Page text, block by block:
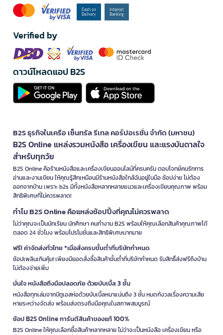
Verified by
ดาวน์โหลดแอป B2S
B2S ธุรกิจในเครือ เซ็นทรัล รีเทล คอร์ปอเรชั่น จำกัด (มหาชน)
B2S Online แหล่งรวมหนังสือ เครื่องเขียน และแรงบันดาลใจ
สำหรับทุกวัย
B2S Online คือร้านหนังสือและเครื่องเขียนออนไลน์ที่ครบครัน ตอบโจทย์คนรักการ
อ่านและงานเขียน ให้คุณรู้สึกเหมือนมีร้านหนังสือใกล้ฉันอยู่ในมือ ช้อปง่าย ไม่ต้อง
ออกจากบ้าน เพราะ b2s มีทั้งหนังสือหลากหลายแนวและเครื่องเขียนคุณภาพ พร้อม
สิทธิพิเศษที่ไม่ควรพลาด!
ทำไม B2S Online คือแหล่งช้อปปิ้งที่คุณไม่ควรพลาด
ไม่ว่าคุณจะเป็นนักเรียน นักศึกษา คนทำงาน B2S พร้อมให้คุณเลือกสินค้าคุณภาพได้
ตลอด 24 ชั่วโมง พร้อมโปรโมชั่นและสิทธิพิเศษมากมาย
ฟรี! ค่าจัดส่งทั่วไทย *เมื่อสั่งครบขั้นต่ำที่บริษัทกำหนด
ช้อปเพลินเกินคุ้ม! เพียงมียอดสั่งซื้อสินค้าขั้นต่ำที่บริษัทกำหนด รับสิทธิ์ส่งฟรีถึงบ้าน
ไม่ต้องจ่ายเพิ่ม
มั่นใจ หนังสือถึงมือปลอดภัย ด้วยบับเบิ้ล 3 ชั้น
หนังสือทุกเล่มจากบีทูเอสห่อด้วยบับเบิ้ลหนาแน่นถึง 3 ชั้น หมดกังวลเรื่องความเสีย
หายระหว่างจัดส่ง พร้อมส่งตรงถึงมือคุณในสภาพสมบูรณ์
ช้อป B2S Online การันตีสินค้าของแท้ 100%
B2S Online ให้คุณเลือกซื้อสินค้าหลากหลาย ไม่ว่าจะเป็นหนังสือ เครื่องเขียน หรือ